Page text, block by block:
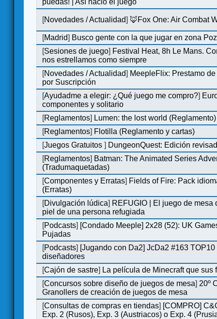
puedas! | Así nació el juego
[Novedades / Actualidad] 🦊Fox One: Air Combat
[Madrid] Busco gente con la que jugar en zona
[Sesiones de juego] Festival Heat, 8h Le Mans.
nos estrellamos como siempre
[Novedades / Actualidad] MeepleFlix: Prestamo
por Suscripción
[Ayudadme a elegir: ¿Qué juego me compro?]
componentes y solitario
[Reglamentos] Lumen: the lost world (Reglamento)
[Reglamentos] Flotilla (Reglamento y cartas)
[Juegos Gratuitos] DungeonQuest: Edición
[Reglamentos] Batman: The Animated Series
(Tradumaquetadas)
[Componentes y Erratas] Fields of Fire: Pack
(Erratas)
[Divulgación lúdica] REFUGIO | El juego de mesa
piel de una persona refugiada
[Podcasts] [Condado Meeple] 2x28 (52): UK
Pujadas
[Podcasts] [Jugando con Da2] JcDa2 #163
diseñadores
[Cajón de sastre] La película de Minecraft que sus
[Concursos sobre diseño de juegos de mesa] 20º
Granollers de creación de juegos de mesa
[Consultas de compras en tiendas] [COMPRO]
Exp. 2 (Rusos), Exp. 3 (Austriacos) o Exp. 4